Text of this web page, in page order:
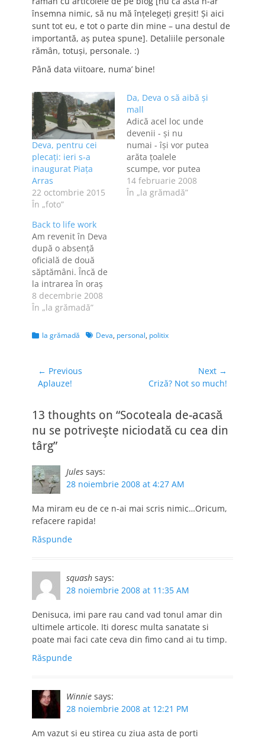
însemna nimic, să nu mă înţelegeţi greşit! Şi aici
sunt tot eu, e tot o parte din mine – una destul de
importantă, aş putea spune]. Detaliile personale
rămân, totuşi, personale. :)
Până data viitoare, numa’ bine!
Deva, pentru cei
plecați: ieri s-a
inaugurat Piața
Arras
22 octombrie 2015
În „foto”
Da, Deva o să aibă şi
mall
Adică acel loc unde
devenii - şi nu
numai - îşi vor putea
arăta ţoalele
scumpe, vor putea
face shopping, iar
cei mici, fără prea
14 februarie 2008
În „la grămadă”
Back to life work
Am revenit în Deva
după o absenţă
oficială de două
săptămâni. Încă de
la intrarea în oraş
am constatat că
lucrurile se mişcă
clădire care, în urmă
cu două săptămâni,
este acum sediul
unei firme (Elvila).
Lângă Spitalul
altă clădire; pe…
8 decembrie 2008
În „la grămadă”
Categories
la grămadă TagsDeva, personal, politix
Navigare
în
← Previous
Previous
Aplauze!
Next →
NextCriză? Not so much!
13 thoughts on “Socoteala de-acasă
nu se potriveşte niciodată cu cea din
târg”
Jules says:
28 noiembrie 2008 at 4:27 AM
Ma miram eu de ce n-ai mai scris nimic…Oricum,
refacere rapida!
Răspunde
squash says:
28 noiembrie 2008 at 11:35 AM
Denisuca, imi pare rau cand vad tonul amar din
ultimele articole. Iti doresc multa sanatate si
poate mai faci cate ceva din fimo cand ai tu timp.
Răspunde
Winnie says:
28 noiembrie 2008 at 12:21 PM
Am vazut si eu stirea cu ziua asta de porti